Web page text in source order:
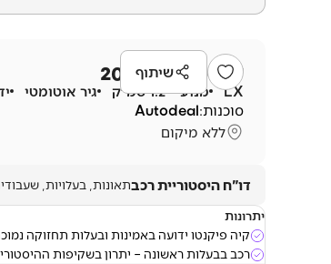
קיהפיקנטו2023שיתוף
LX
מנוע 1.2 סמ״ק גיר אוטומטי
סוכנות:Autodeal
ללא מיקום
דו"ח היסטוריית רכבתאונות, בעלויות,
יתרונות
קיה פיקנטו ידועה באמינות ובעלות תחזוקה
רכב בבעלות ראשונה – יתרון בשקיפות